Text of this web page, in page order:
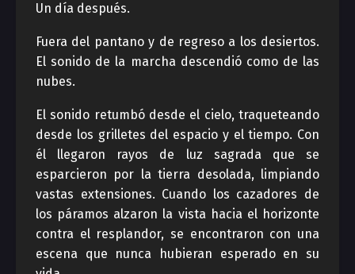
Un día después.
Fuera del pantano y de regreso a los desiertos.
El sonido de la marcha descendió como de las
nubes.
El sonido retumbó desde el cielo, traqueteando
desde los grilletes del espacio y el tiempo. Con
él llegaron rayos de luz sagrada que se
esparcieron por la tierra desolada, limpiando
vastas extensiones. Cuando los cazadores de
los páramos alzaron la vista hacia el horizonte
contra el resplandor, se encontraron con una
escena que nunca hubieran esperado en su